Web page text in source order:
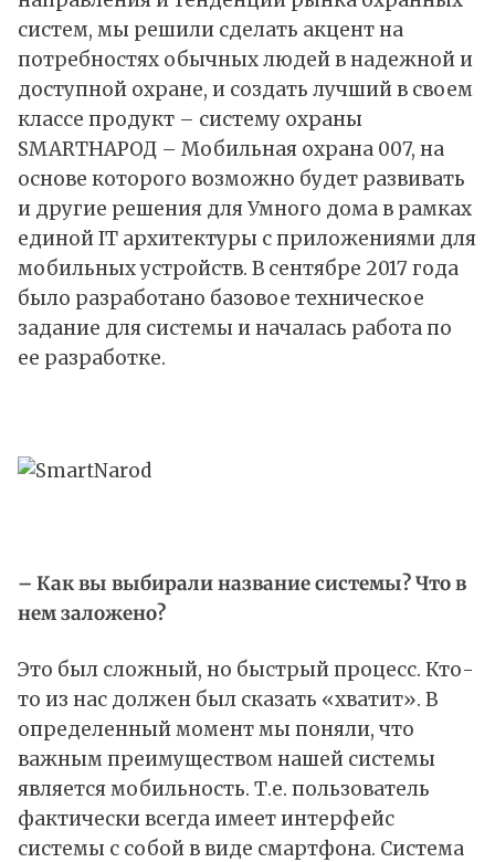
систем, мы решили сделать акцент на
потребностях обычных людей в надежной и
доступной охране, и создать лучший в своем
классе продукт – систему охраны
SMARTНАРОД – Мобильная охрана 007, на
основе которого возможно будет развивать
и другие решения для Умного дома в рамках
единой IT архитектуры c приложениями для
мобильных устройств. В сентябре 2017 года
было разработано базовое техническое
задание для системы и началась работа по
ее разработке.
– Как вы выбирали название системы? Что в
нем заложено?
Это был сложный, но быстрый процесс. Кто-
то из нас должен был сказать «хватит». В
определенный момент мы поняли, что
важным преимуществом нашей системы
является мобильность. Т.е. пользователь
фактически всегда имеет интерфейс
системы с собой в виде смартфона. Система